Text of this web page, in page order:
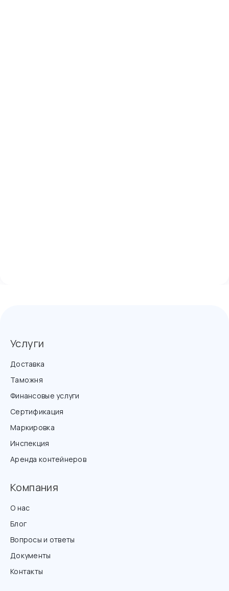
Услуги
Доставка
Таможня
Финансовые услуги
Сертификация
Маркировка
Инспекция
Аренда контейнеров
Компания
О нас
Блог
Вопросы и ответы
Документы
Контакты